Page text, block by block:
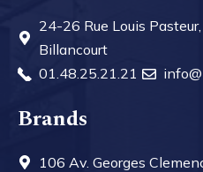
24-26 Rue Louis
Billancourt
01.48.25.21.21
Brands
106 Av. Georges